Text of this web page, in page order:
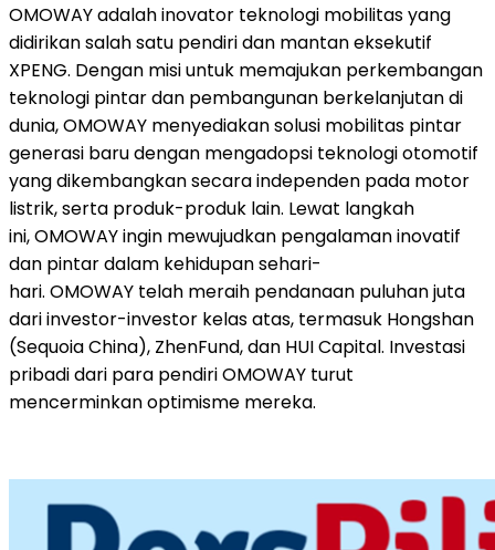
OMOWAY adalah inovator teknologi mobilitas yang
didirikan salah satu pendiri dan mantan eksekutif
XPENG. Dengan misi untuk memajukan perkembangan
teknologi pintar dan pembangunan berkelanjutan di
dunia, OMOWAY menyediakan solusi mobilitas pintar
generasi baru dengan mengadopsi teknologi otomotif
yang dikembangkan secara independen pada motor
listrik, serta produk-produk lain. Lewat langkah
ini, OMOWAY ingin mewujudkan pengalaman inovatif
dan pintar dalam kehidupan sehari-
hari. OMOWAY telah meraih pendanaan puluhan juta
dari investor-investor kelas atas, termasuk Hongshan
(Sequoia China), ZhenFund, dan HUI Capital. Investasi
pribadi dari para pendiri OMOWAY turut
mencerminkan optimisme mereka.